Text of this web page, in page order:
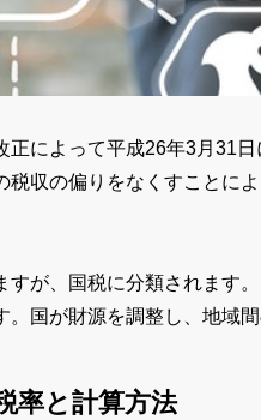
正によって平成26年3月31
税収の偏りをなくすことに
すが、国税に分類されます
。国が財源を調整し、地域
率と計算方法